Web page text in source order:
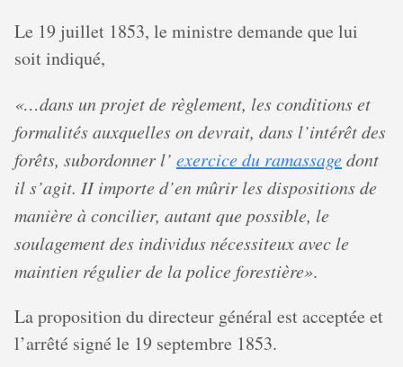
Le 19 juillet 1853, le ministre demande que lui
soit indiqué,
«…dans un projet de règlement, les conditions et
formalités auxquelles on devrait, dans l’intérêt des
forêts, subordonner l’ exercice du ramassagedont
il s’agit. II importe d’en mûrir les dispositions de
manière à concilier, autant que possible, le
soulagement des individus nécessiteux avec le
maintien régulier de la police forestière».
La proposition du directeur général est acceptée et
l’arrêté signé le 19 septembre 1853.